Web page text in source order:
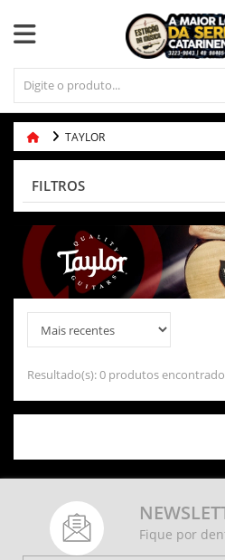
TAYLOR
FILTROS
Resultado(s):0 produtos
Fique por